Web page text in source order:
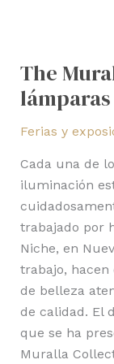
The
Ferias y
Cada una de
iluminación
trabajado por
Niche, en
trabajo,
de belleza
de calidad. El
que se ha
Muralla